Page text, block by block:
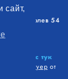
сайт,
Колев 54
бизнес тук
на софтуер от